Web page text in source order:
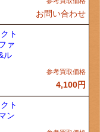
お問い合わせ
ト
ァ
ル
4,100円
ト
ン